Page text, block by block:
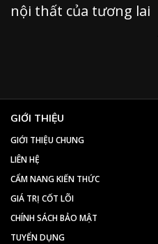
nội thất của tương lai
GIỚI THIỆU
GIỚI THIỆU CHUNG
LIÊN HỆ
CẨM NANG KIẾN THỨC
GIÁ TRỊ CỐT LÕI
CHÍNH SÁCH BẢO MẬT
TUYỂN DỤNG